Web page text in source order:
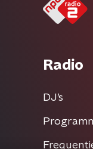
Radio
DJ’s